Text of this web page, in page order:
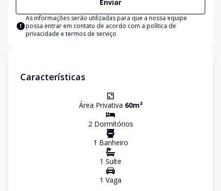
Enviar
As informações serão utilizadas para que a nossa equipe
possa entrar em contato de acordo com a política de
privacidade e termos de serviço
Características
Área Privativa 60m²
2Dormitórios
1 Banheiro
1 Suíte
1 Vaga